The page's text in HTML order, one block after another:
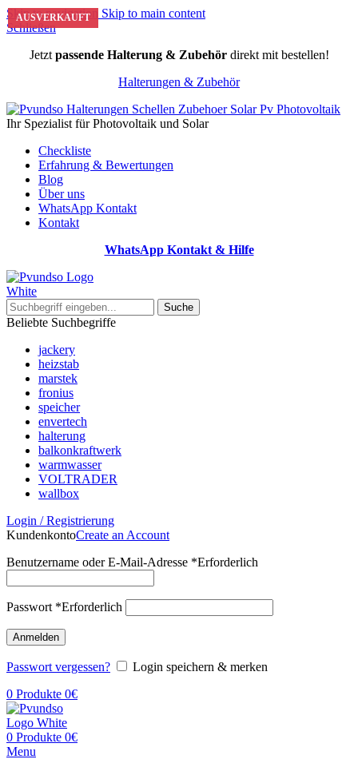
Skip to navigation Skip to main content
Schließen
Jetzt passende Halterung & Zubehördirekt mit bestellen!
Halterungen & Zubehör
Ihr Spezialist für Photovoltaik und Solar
Checkliste
Erfahrung & Bewertungen
Blog
Über uns
WhatsApp Kontakt
Kontakt
WhatsApp Kontakt & Hilfe
Suche
Beliebte Suchbegriffe
jackery
heizstab
marstek
fronius
speicher
envertech
halterung
balkonkraftwerk
warmwasser
VOLTRADER
wallbox
Login / Registrierung
KundenkontoCreate an Account
Benutzername oder E-Mail-Adresse *Erforderlich
Passwort *Erforderlich
Anmelden
Passwort vergessen?
Login speichern & merken
0 Produkte 0€
0 Produkte 0€
Menu
AUSVERKAUFT
AUSVERKAUFT
AUSVERKAUFT